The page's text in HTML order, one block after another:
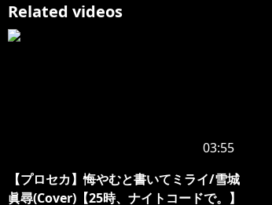
Related videos
03:55
【プロセカ】悔やむと書いてミライ/雪城
眞尋(Cover)【25時、ナイトコードで。】